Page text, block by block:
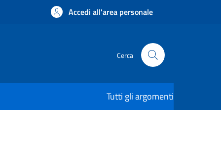
Accedi all'area personale
Cerca
Tutti gli argomenti